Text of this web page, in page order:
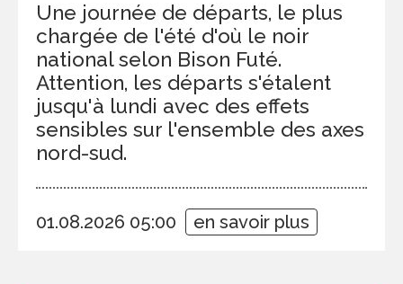
Une journée de départs, le plus
chargée de l'été d'où le noir
national selon Bison Futé.
Attention, les départs s'étalent
jusqu'à lundi avec des effets
sensibles sur l'ensemble des axes
nord-sud.
01.08.2026 05:00 en savoir plus